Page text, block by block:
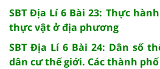
SBT Địa Lí 6 Bài 23: Thực
thực vật ở địa phương
SBT Địa Lí 6 Bài 24: Dân số
dân cư thế giới. Các thành